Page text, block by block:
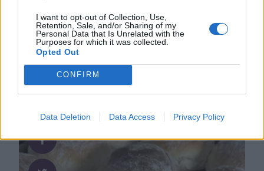
I want to opt-out of Collection, Use,
Retention, Sale, and/or Sharing of my
Personal Data that Is Unrelated with the
Purposes for which it was collected.
Opted Out
CONFIRM
Data Deletion Data Access Privacy Policy
STEKPANNEBRÖD
Otroligt goda stekpannebröd som går snabbt och lätt
att göra! Ingen jäsning och ingen ugn behövs utan
degen gräddas direkt i en stekpanna. Stekpannebröd
Ca 10 st 5 dl vetemjöl 2 tsk bakpulver 1 tsk salt 50 g
alla torra ingredienserna i en skål. Tillsätt …
0